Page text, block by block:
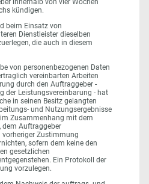
innerhalb von vier Wochen
kündigen.
beim Einsatz von
Dienstleister dieselben
die auch in diesem
von personenbezogenen Daten
vereinbarten Arbeiten
durch den Auftraggeber -
der Leistungsvereinbarung - hat
in seinen Besitz gelangten
und Nutzungsergebnisse
Zusammenhang mit dem
dem Auftraggeber
Zustimmung
sofern dem keine den
gesetzlichen
Ein Protokoll der
vorzulegen.